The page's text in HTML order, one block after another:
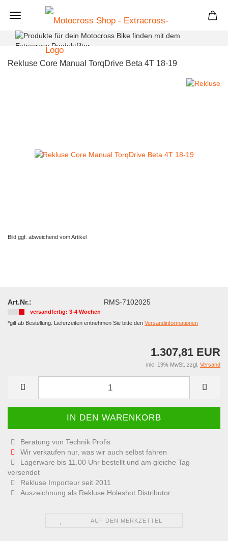
Rekluse Core Manual TorqDrive Beta 4T 18-19
Bild ggf. abweichend vom Artikel
Art.Nr.: RMS-7102025
versandfertig: 3-4 Wochen
*gilt ab Bestellung. Lieferzeiten entnehmen Sie bitte den Versandinformationen
1.307,81 EUR
inkl. 19% MwSt. zzgl. Versand
Beratung von Technik Profis
Wir verkaufen nur, was wir auch selbst fahren
Lagerware bis 11.00 Uhr bestellt und am gleiche Tag
versendet
Rekluse Importeur seit 2011
Auszeichnung als Rekluse Holeshot Distributor
AUF DEN MERKZETTEL